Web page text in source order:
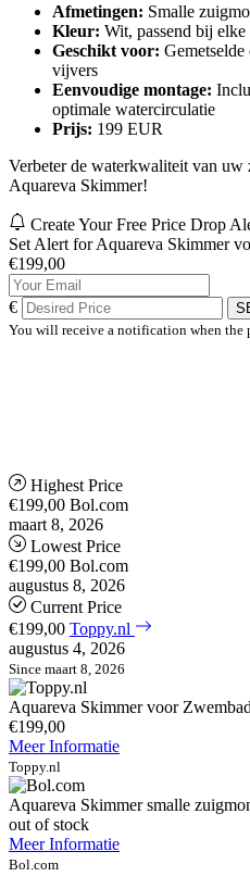
Afmetingen: Smalle
Kleur: Wit, passend bij
Geschikt voor:
vijvers
Eenvoudige montage:
optimale watercirculatie
Prijs: 199 EUR
Verbeter de waterkwaliteit van
Aquareva Skimmer!
Create Your Free Price Drop
Set Alert for Aquareva Skimmer
€199,00
€
You will receive a notification when the
Highest Price
€199,00 Bol.com
maart 8, 2026
Lowest Price
€199,00 Bol.com
augustus 8, 2026
Current Price
€199,00 Toppy.nl
augustus 4, 2026
Since maart 8, 2026
Aquareva Skimmer voor
€199,00
Meer Informatie
Toppy.nl
Aquareva Skimmer smalle
out of stock
Meer Informatie
Bol.com